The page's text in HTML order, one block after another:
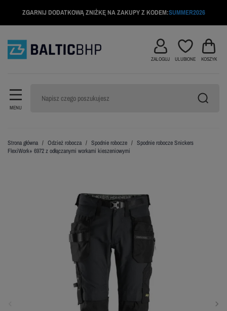
ZGARNIJ DODATKOWĄ ZNIŻKĘ NA ZAKUPY Z KODEM:SUMMER2026
MENU
ZALOGUJ ULUBIONE KOSZYK
Strona główna Odzież robocza Spodnie robocze
Spodnie robocze Snickers
FlexiWork+ 6972 z odłączanymi workami kieszeniowymi